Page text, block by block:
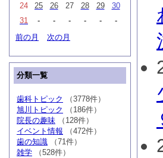
24
25 26 27 28 29
30
31
- - - - -
-
前の月
次の月
分類一覧
歯科トピック
（3778件）
旭川トピック
（186件）
院長の趣味 （128件）
イベント情報 （472件）
歯の知識 （71件）
雑学 （528件）